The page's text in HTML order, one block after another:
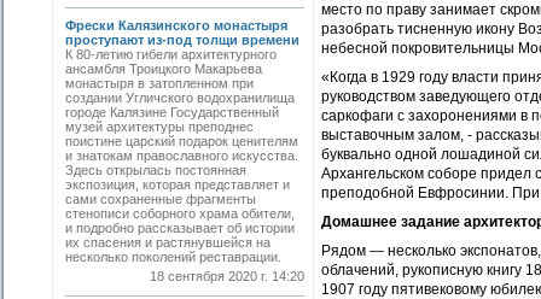
Фрески Калязинского монастыря
проступают из-под толщи времени
К 80-летию гибели архитектурного
ансамбля Троицкого Макарьева
монастыря в затопленном при
создании Угличского водохранилища
городе Калязине Государственный
музей архитектуры преподнес
поистине царский подарок ценителям
и знатокам православного искусства.
Здесь открылась постоянная
экспозиция, которая представляет и
сами сохраненные фрагменты
стенописи соборного храма обители,
и подробно рассказывает об истории
их спасения и растянувшейся на
несколько поколений реставрации.
18 сентября 2020 г. 14:20
место по праву занимает
разобрать тисненную икону
небесной покровительницы
«Когда в 1929 году власти
руководством заведующего
саркофаги с захоронениями в
выставочным залом, -
буквально одной лошадиной
Архангельском соборе придел
преподобной Евфросинии.
Домашнее задание
Рядом — несколько
облачений, рукописную книгу
1907 году пятивековому